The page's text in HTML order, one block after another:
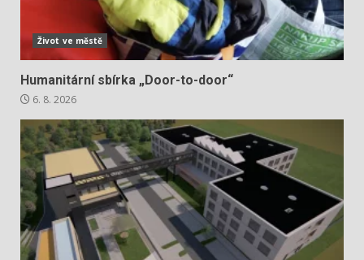
Život ve městě
Humanitární sbírka „Door-to-door“
6. 8. 2026